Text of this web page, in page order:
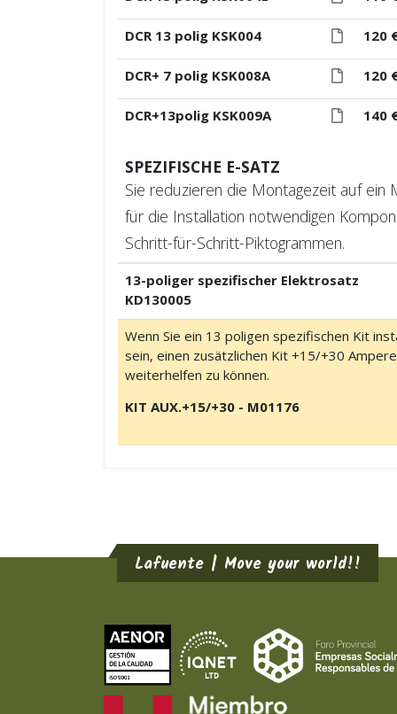
DCR 13 polig KSK004 120
DCR+ 7 polig KSK008A 120
DCR+13polig KSK009A 140
SPEZIFISCHE E-SATZ
Sie reduzieren die Montagezeit auf ein
für die Installation notwendigen
Schritt-für-Schritt-Piktogrammen.
13-poliger spezifischer Elektrosatz
KD130005
Wenn Sie ein 13 poligen spezifischen Kit
sein, einen zusätzlichen Kit +15/+30
weiterhelfen zu können.
KIT AUX.+15/+30 - M01176
Lafuente | Move your world!!